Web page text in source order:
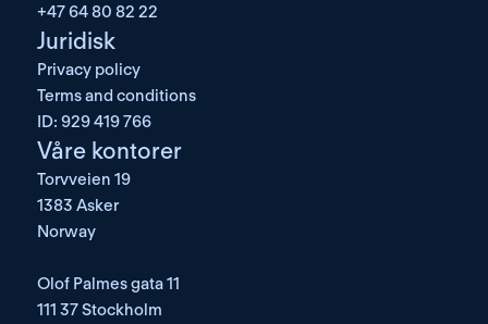
+47 64 80 82 22
Juridisk
Privacy policy
Terms and conditions
ID: 929 419 766
Våre kontorer
Torvveien 19
1383 Asker
Norway
Olof Palmes gata 11
111 37 Stockholm